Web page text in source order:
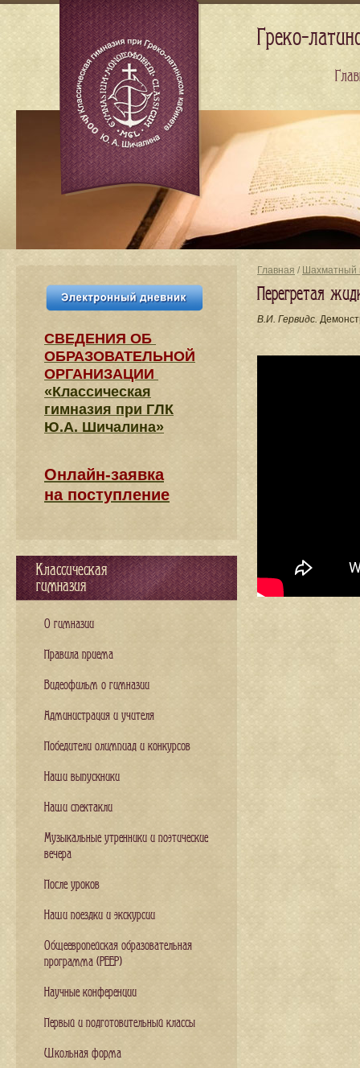
Главная / Шахматный
Перегретая
В.И. Гервидс.
СВЕДЕНИЯ​ ОБ
ОБРАЗОВАТЕЛЬНОЙ
ОРГАНИЗАЦИИ
«Классическая
гимназия при ГЛК
Ю.А. Шичалина»
Онлайн-заявка
на поступление
Классическая
гимназия
О гимназии
Правила приема
Видеофильм о гимназии
Администрация и учителя
Победители олимпиад и конкурсов
Наши выпускники
Наши спектакли
Музыкальные утренники и поэтические
вечера
После уроков
Наши поездки и экскурсии
Общеевропейская образовательная
программа (PEEP)
Научные конференции
Первый и подготовительный классы
Школьная форма
Греко-